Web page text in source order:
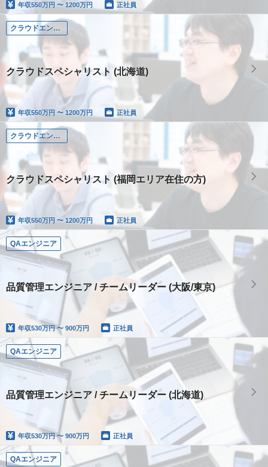
年収550万円 〜 1200万円 正社員
クラウドエンジニア
クラウドスペシャリスト (北海道)
年収550万円 〜 1200万円 正社員
クラウドエンジニア
クラウドスペシャリスト (福岡エリア在住の方)
年収550万円 〜 1200万円 正社員
QAエンジニア
品質管理エンジニア / チームリーダー (大阪/東京)
年収530万円 〜 900万円 正社員
QAエンジニア
品質管理エンジニア / チームリーダー (北海道)
年収530万円 〜 900万円 正社員
QAエンジニア